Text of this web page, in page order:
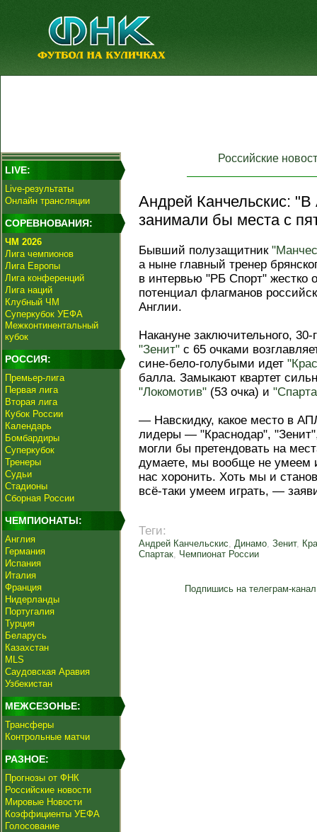
LIVE:
Live-результаты
Онлайн трансляции
СОРЕВНОВАНИЯ:
ЧМ 2026
Лига чемпионов
Лига Европы
Лига конференций
Лига наций
Клубный ЧМ
Суперкубок УЕФА
Межконтинентальный
кубок
РОССИЯ:
Премьер-лига
Первая лига
Вторая лига
Кубок России
Календарь
Бомбардиры
Суперкубок
Тренеры
Судьи
Стадионы
Сборная России
ЧЕМПИОНАТЫ:
Англия
Германия
Испания
Италия
Франция
Нидерланды
Португалия
Турция
Беларусь
Казахстан
MLS
Саудовская Аравия
Узбекистан
МЕЖСЕЗОНЬЕ:
Трансферы
Контрольные матчи
РАЗНОЕ:
Прогнозы от ФНК
Российские новости
Мировые Новости
Коэффициенты УЕФА
Голосование
Российские
Андрей Канчельскис:
занимали бы места с
Бывший полузащитник
а ныне главный тренер
в интервью "РБ Спорт" жестко
потенциал флагманов
Англии.
Накануне заключительного,
"Зенит" с 65 очками
сине-бело-голубыми идет
балла. Замыкают квартет
"Локомотив" (53 очка) и
— Навскидку, какое место в
лидеры — "Краснодар",
могли бы претендовать на
думаете, мы вообще не умеем
нас хоронить. Хоть мы и
всё-таки умеем играть, —
Теги:
Андрей Канчельскис, Динамо, Зенит,
Спартак, Чемпионат России
Подпишись на телеграм-